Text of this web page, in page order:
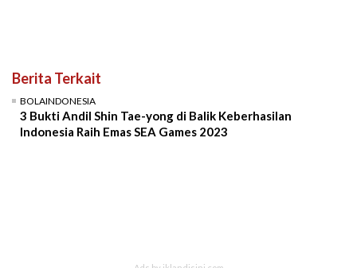
Berita Terkait
BOLAINDONESIA
3 Bukti Andil Shin Tae-yong di Balik Keberhasilan
Indonesia Raih Emas SEA Games 2023